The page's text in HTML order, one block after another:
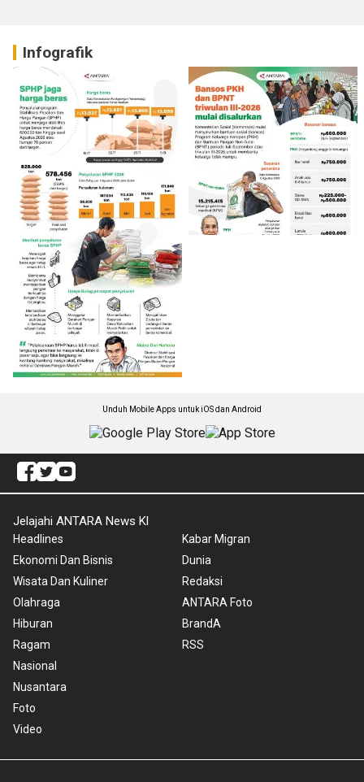
Infografik
Unduh Mobile Apps untuk iOS dan Android
Jelajahi ANTARA News Kl
Headlines
Ekonomi Dan Bisnis
Wisata Dan Kuliner
Olahraga
Hiburan
Ragam
Nasional
Nusantara
Foto
Video
Kabar Migran
Dunia
Redaksi
ANTARA Foto
BrandA
RSS